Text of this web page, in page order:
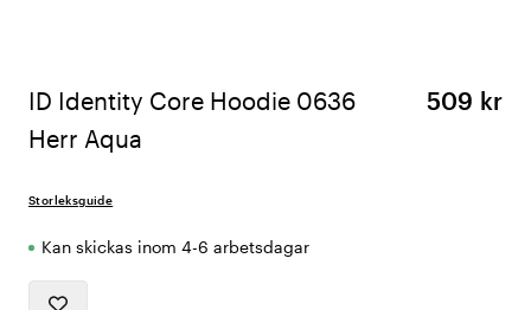
ID Identity Core Hoodie 0636
Herr Aqua
509 kr
Storleksguide
Kan skickas inom 4-6 arbetsdagar